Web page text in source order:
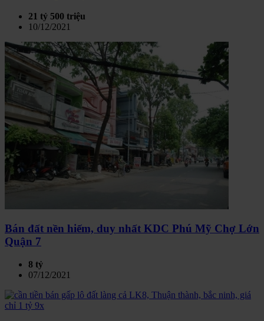
21 tỷ 500 triệu
10/12/2021
Bán đất nền hiếm, duy nhất KDC Phú Mỹ Chợ Lớn
Quận 7
8 tỷ
07/12/2021